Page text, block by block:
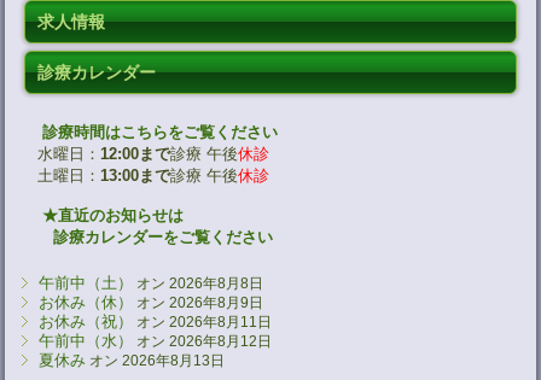
求人情報
診療カレンダー
診療時間はこちらをご覧ください
水曜日：12:00まで診療 午後休診
土曜日：13:00まで診療 午後休診
★直近のお知らせは
診療カレンダーをご覧ください
午前中（土） オン 2026年8月8日
お休み（休） オン 2026年8月9日
お休み（祝） オン 2026年8月11日
午前中（水） オン 2026年8月12日
夏休み オン 2026年8月13日